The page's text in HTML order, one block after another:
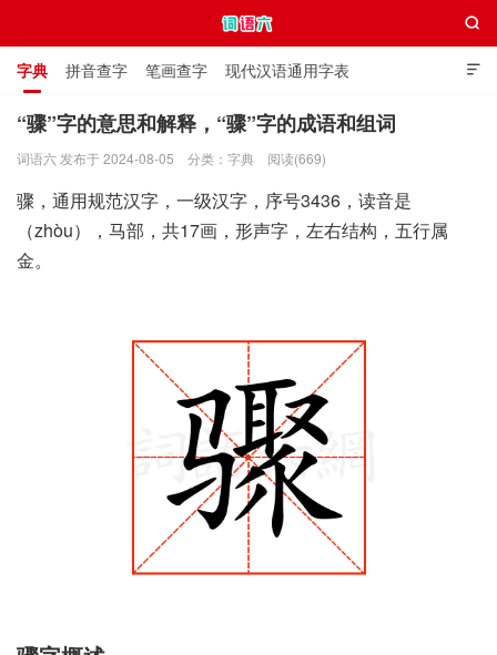

字典 拼音查字 笔画查字 现代汉语通用字表
通用规范汉字表 叠字大全 独体字大全 极简英语词典

“骤”字的意思和解释，“骤”字的成语和组词
词语六 发布于 2024-08-05 分类： 字典 阅读(669)
骤，通用规范汉字，一级汉字，序号3436，读音是
（zhòu），马部，共17画，形声字，左右结构，五行属
金。